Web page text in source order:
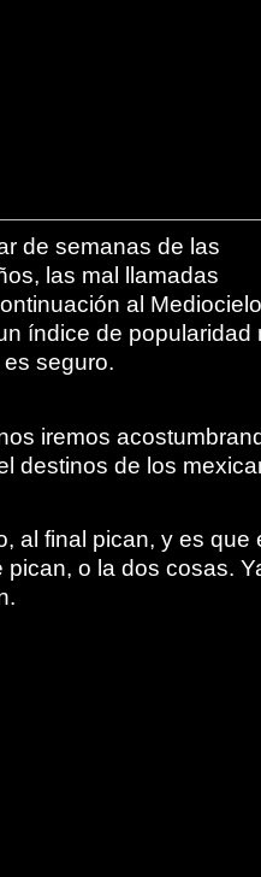
de semanas de las
las mal llamadas
al
índice de popularidad
seguro.
iremos
destinos de los
al final pican, y es que
o la dos cosas.